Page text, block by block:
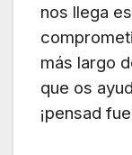
nos llega
más largo
que os
¡pensad